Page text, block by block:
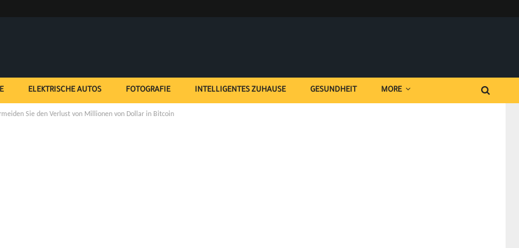
ELEKTRISCHE AUTOS FOTOGRAFIE INTELLIGENTES ZUHAUSE GESUNDHEIT MORE
Sie den Verlust von Millionen von Dollar in Bitcoin